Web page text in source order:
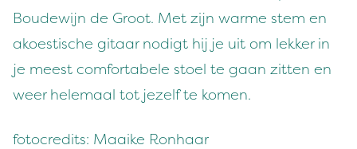
Boudewijn de Groot. Met zijn warme stem en
akoestische gitaar nodigt hij je uit om lekker in
je meest comfortabele stoel te gaan zitten en
weer helemaal tot jezelf te komen.
fotocredits: Maaike Ronhaar